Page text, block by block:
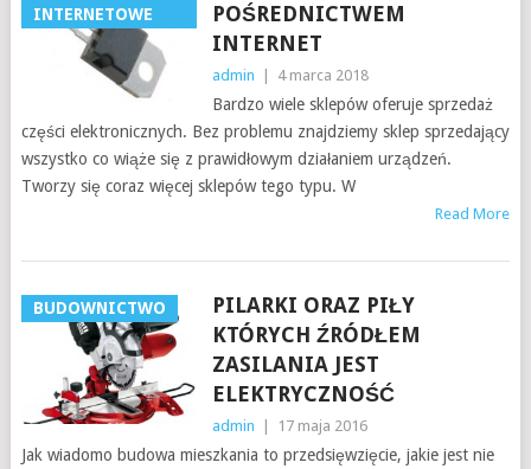
INTERNETOWE
POŚREDNICTWEM
INTERNET
admin 4 marca 2018
Bardzo wiele sklepów oferuje sprzedaż
części elektronicznych. Bez problemu znajdziemy sklep sprzedający
wszystko co wiąże się z prawidłowym działaniem urządzeń.
Tworzy się coraz więcej sklepów tego typu. W
Read More
BUDOWNICTWO
PILARKI ORAZ PIŁY
KTÓRYCH ŹRÓDŁEM
ZASILANIA JEST
ELEKTRYCZNOŚĆ
admin 17 maja 2016
Jak wiadomo budowa mieszkania to przedsięwzięcie, jakie jest nie